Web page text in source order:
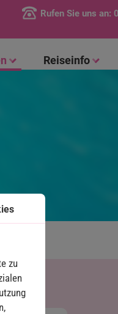
Rufen Sie uns an:
Reiseinfo
zu